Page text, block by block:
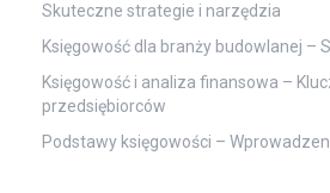
Skuteczne strategie i narzędzia
Księgowość dla branży budowlanej –
Księgowość i analiza finansowa –
przedsiębiorców
Podstawy księgowości –